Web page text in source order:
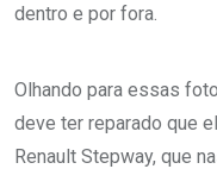
dentro e por fora.
Olhando para essas
deve ter reparado que
Renault Stepway, que